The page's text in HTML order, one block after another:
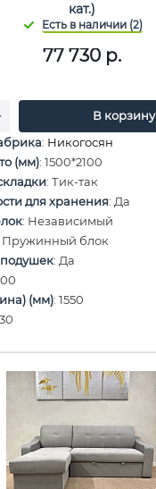
кат.)
77 730 р.
В корзину
: Никогосян
(мм): 1500*2100
: Тик-так
для хранения: Да
: Независимый
Пружинный блок
: Да
(мм): 1550